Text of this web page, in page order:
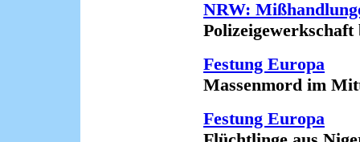
NRW:
Polizeigewerkschaft
Festung Europa
Massenmord im
Festung Europa